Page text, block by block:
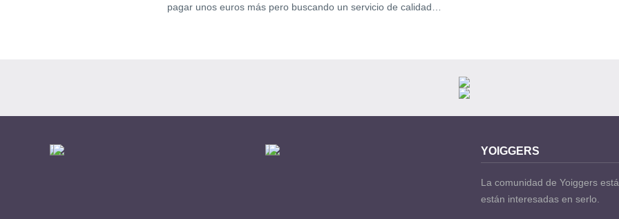
pagar unos euros más pero buscando un servicio de calidad…
YOIGGERS
La comunidad de Yoiggers
están interesadas en serlo.